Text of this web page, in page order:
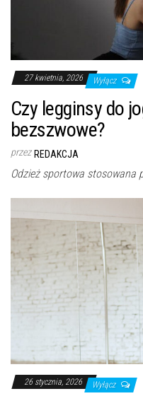
27 kwietnia, 2026 Wyłącz
Czy legginsy do
bezszwowe?
przez REDAKCJA
Odzież sportowa stosowana
26 stycznia, 2026 Wyłącz